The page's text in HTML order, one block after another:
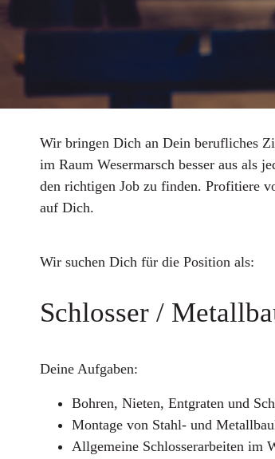
Wir bringen Dich an Dein berufliches
im Raum Wesermarsch besser aus als
den richtigen Job zu finden. Profitiere
auf Dich.
Schlosser /
Deine Aufgaben:
Bohren, Nieten, Entgraten und
Montage von Stahl- und
Allgemeine Schlosserarbeiten im